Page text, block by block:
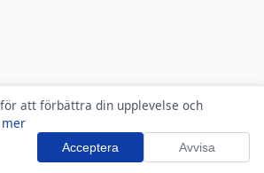
att förbättra din upplevelse och
mer
Acceptera Avvisa